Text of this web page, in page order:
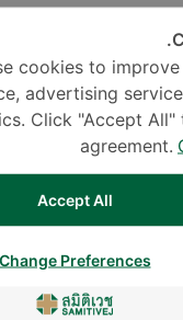
cookies to
advertising
Click "Accept
agreement.
Accept All
Change Preferences